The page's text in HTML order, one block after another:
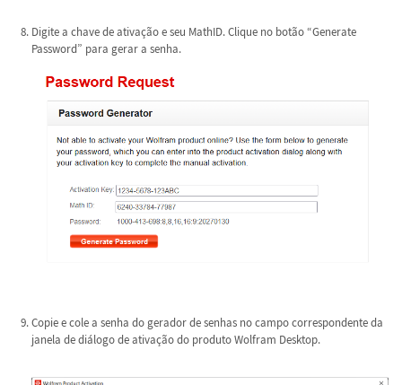
Digite a chave de ativação e seu MathID. Clique no botão “Generate
Password” para gerar a senha.
Copie e cole a senha do gerador de senhas no campo correspondente da
janela de diálogo de ativação do produto Wolfram Desktop.